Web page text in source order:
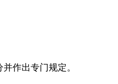
作出专门规定。